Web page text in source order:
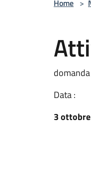
Home >
Data :
3